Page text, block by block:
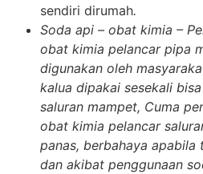
sendiri dirumah.
Soda api – obat kimia –
obat kimia pelancar pipa
digunakan oleh
kalua dipakai sesekali
saluran mampet, Cuma
obat kimia pelancar
panas, berbahaya apabila
dan akibat penggunaan